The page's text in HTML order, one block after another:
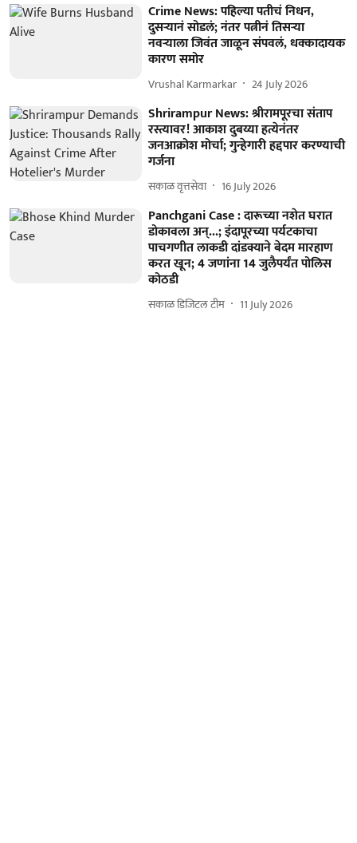
Crime News: पहिल्या पतीचं निधन,
दुसऱ्यानं सोडलं; नंतर पत्नीनं तिसऱ्या
नवऱ्याला जिवंत जाळून संपवलं, धक्कादायक
कारण समोर
Vrushal Karmarkar 24 July 2026
Shrirampur News: श्रीरामपूरचा संताप
रस्त्यावर! आकाश दुबय्या हत्येनंतर
जनआक्रोश मोर्चा; गुन्हेगारी हद्दपार करण्याची
गर्जना
सकाळ वृत्तसेवा 16 July 2026
Panchgani Case : दारूच्या नशेत घरात
डोकावला अन्...; इंदापूरच्या पर्यटकाचा
पाचगणीत लाकडी दांडक्याने बेदम मारहाण
करत खून; 4 जणांना 14 जुलैपर्यंत पोलिस
कोठडी
सकाळ डिजिटल टीम 11 July 2026